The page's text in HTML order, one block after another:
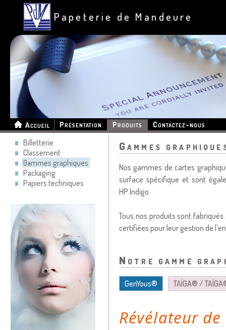
Papeterie de Mandeure
Accueil Présentation Produits Contactez-nous
Billetterie
Classement
Gammes graphiques
Packaging
Papiers techniques
Gammes
Nos gammes de cartes
surface spécifique et sont
HP Indigo.
Tous nos produits sont
certifiées pour leur gestion de
Notre gamme
GenYous® TAÏGA® /
Révélateur